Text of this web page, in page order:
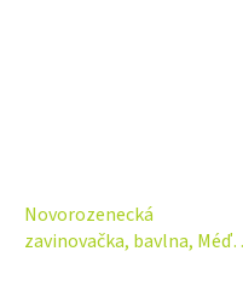
Novorozenecká
zavinovačka, bavlna, Méďa